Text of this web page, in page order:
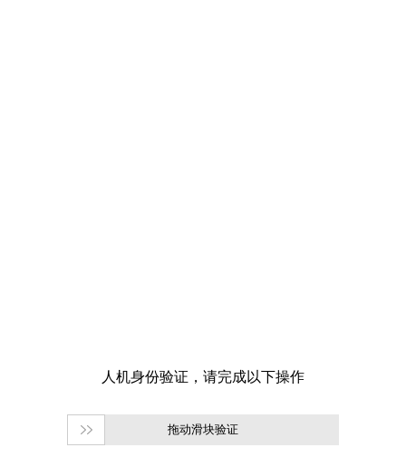
拖动滑块验证